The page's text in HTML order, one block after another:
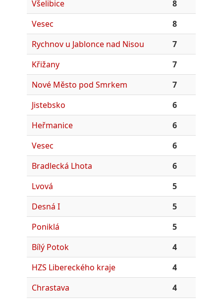
Všelibice
8
Vesec
8
Rychnov u Jablonce nad Nisou
7
Křižany
7
Nové Město pod Smrkem
7
Jistebsko
6
Heřmanice
6
Vesec
6
Bradlecká Lhota
6
Lvová
5
Desná I
5
Poniklá
5
Bílý Potok
4
HZS Libereckého kraje
4
Chrastava
4